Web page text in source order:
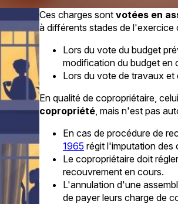
Ces charges sont votées en
à différents stades de l'exercice
Lors du vote du budget
modification du budget en
Lors du vote de travaux et
En qualité de copropriétaire,
copropriété , mais n'est pas
En cas de procédure de
1965 régit l'imputation des
Le copropriétaire doit
recouvrement en cours.
L'annulation d'une
de payer leurs charge de